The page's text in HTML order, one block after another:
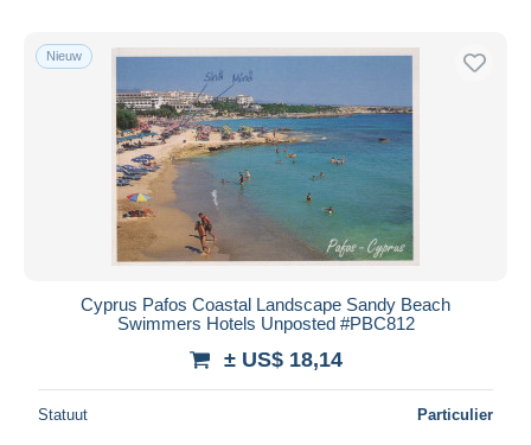
Nieuw
Cyprus Pafos Coastal Landscape Sandy Beach
Swimmers Hotels Unposted #PBC812
± US$ 18,14
Statuut Particulier